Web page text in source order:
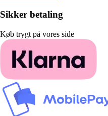
Sikker betaling
Køb trygt på vores side